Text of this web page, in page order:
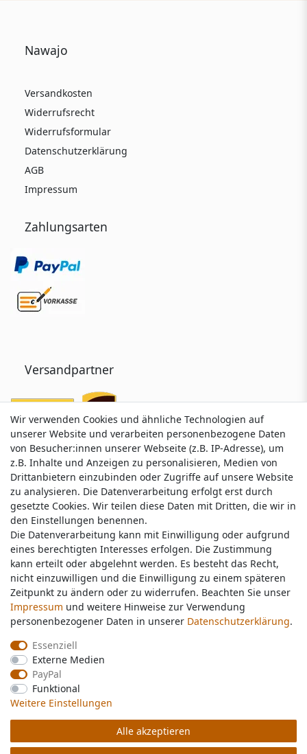
Nawajo
Versandkosten
Widerrufsrecht
Widerrufsformular
Datenschutzerklärung
AGB
Impressum
Zahlungsarten
Versandpartner
Service & Kontakt
Wünschen Sie einen Rückruf?
service@nawajo.de
Schreiben Sie uns:
service@nawajo.de
Durchschnittliche Bewertung von
Bewertungsgrundlage des Anbieters: 5 Verkaufs- und 3 Bewertungsplattformen
© Copyright 2026 nawajo.de | Alle Rechte vorbehalten.
Wir verwenden Cookies und ähnliche Technologien auf
unserer Website und verarbeiten personenbezogene Daten
von Besucher:innen unserer Webseite (z.B. IP-Adresse), um
z.B. Inhalte und Anzeigen zu personalisieren, Medien von
Drittanbietern einzubinden oder Zugriffe auf unsere Website
zu analysieren. Die Datenverarbeitung erfolgt erst durch
gesetzte Cookies. Wir teilen diese Daten mit Dritten, die wir in
den Einstellungen benennen.
Die Datenverarbeitung kann mit Einwilligung oder aufgrund
eines berechtigten Interesses erfolgen. Die Zustimmung
kann erteilt oder abgelehnt werden. Es besteht das Recht,
nicht einzuwilligen und die Einwilligung zu einem späteren
Zeitpunkt zu ändern oder zu widerrufen. Beachten Sie unser
Impressum und weitere Hinweise zur Verwendung
personenbezogener Daten in unserer Daten­schutz­erklärung.
Essenziell
Externe Medien
PayPal
Funktional
Weitere Einstellungen
Alle akzeptieren
Wir verwenden Cookies und ähnliche Technologien auf
unserer Website und verarbeiten personenbezogene Daten
von Besucher:innen unserer Webseite (z.B. IP-Adresse), um
z.B. Inhalte und Anzeigen zu personalisieren, Medien von
Drittanbietern einzubinden oder Zugriffe auf unsere Website
zu analysieren. Die Datenverarbeitung erfolgt erst durch
gesetzte Cookies. Wir teilen diese Daten mit Dritten, die wir in
den Einstellungen benennen.
Die Datenverarbeitung kann mit Einwilligung oder aufgrund
eines berechtigten Interesses erfolgen. Die Zustimmung
kann erteilt oder abgelehnt werden. Es besteht das Recht,
nicht einzuwilligen und die Einwilligung zu einem späteren
Zeitpunkt zu ändern oder zu widerrufen. Beachten Sie unser
Impressum und weitere Hinweise zur Verwendung
personenbezogener Daten in unserer Daten­schutz­erklärung.
Essenziell
Externe Medien
PayPal
Funktional
Weitere Einstellungen
Alle akzeptieren